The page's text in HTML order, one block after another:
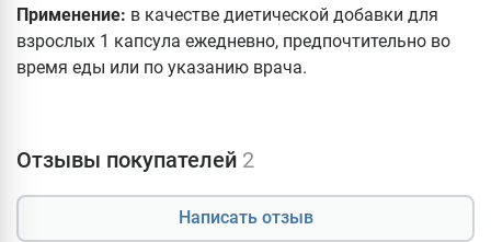
Применение: в качестве диетической добавки для
взрослых 1 капсула ежедневно, предпочтительно во
время еды или по указанию врача.
Отзывы покупателей 2
Написать отзыв